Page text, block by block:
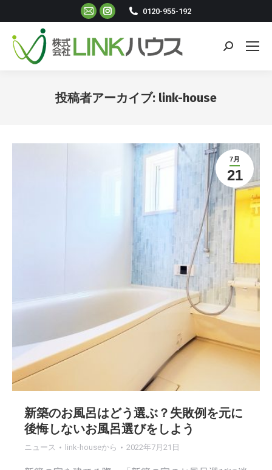
Mail
ペ
ー
ジ
し
Instagram
ペ
ー
ジ
し
0120-955-192
検
投稿者アーカイブ: link-house
7月
21
新築のお風呂はどう選ぶ？失敗例を元に
後悔しないお風呂選びをしよう
ニュース link-houseから 2022年7月21日